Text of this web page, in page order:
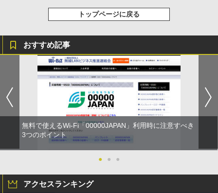
トップページに戻る
おすすめ記事
無料で使えるWi-Fi「00000JAPAN」利用時に注意すべき
3つのポイント
● ● ●
アクセスランキング